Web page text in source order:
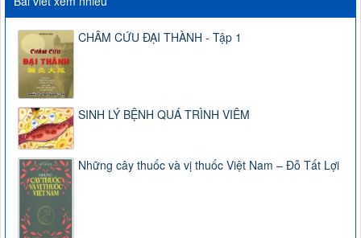
CHÂM CỨU ĐẠI THÀNH - Tập 1
SINH LÝ BỆNH QUÁ TRÌNH VIÊM
Những cây thuốc và vị thuốc Việt Nam – Đỗ Tất Lợi